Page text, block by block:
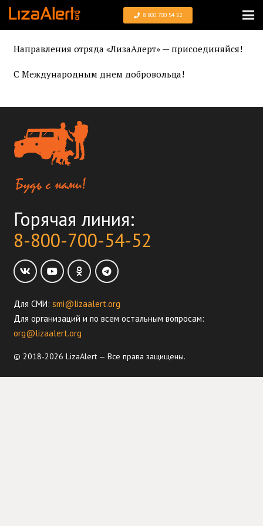
8 800 700 54 52
Направления отряда «ЛизаАлерт» — присоединяйся!
С Международным днем добровольца!
Горячая линия:
8-800-700-54-52
Для СМИ: smi@lizaalert.org
Для организаций и по всем остальным вопросам:
org@lizaalert.org
© 2018-2026 LizaAlert — Все права защищены.